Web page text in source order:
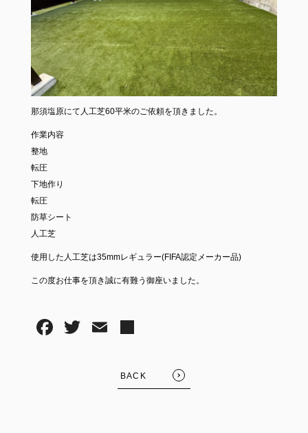
那須塩原にて人工芝60平米のご依頼を頂きました。
作業内容
整地
転圧
下地作り
転圧
防草シート
人工芝
使用した人工芝は35mmレギュラー(FIFA認定メーカー品)
この度お仕事を頂き誠に有難う御座いました。
BACK